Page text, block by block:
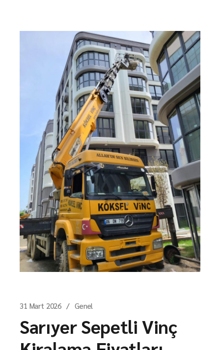
31 Mart 2026 Genel
Sarıyer Sepetli Vinç